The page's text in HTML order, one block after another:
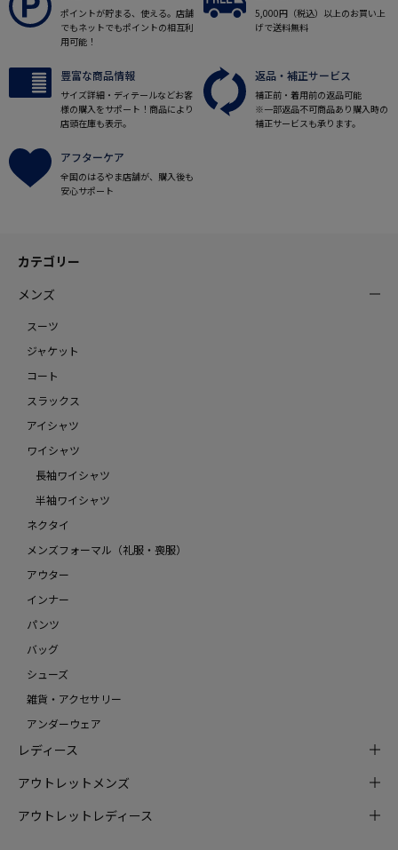
ポイントが貯まる、使える。店舗
でもネットでもポイントの相互利
用可能！
5,000円（税込）以上のお買い上
げで送料無料
豊富な商品情報
サイズ詳細・ディテールなどお客
様の購入をサポート！商品により
店頭在庫も表示。
返品・補正サービス
補正前・着用前の返品可能
※一部返品不可商品あり購入時の
補正サービスも承ります。
アフターケア
全国のはるやま店舗が、購入後も
安心サポート
カテゴリー
メンズ
スーツ
ジャケット
コート
スラックス
アイシャツ
ワイシャツ
長袖ワイシャツ
半袖ワイシャツ
ネクタイ
メンズフォーマル（礼服・喪服）
アウター
インナー
パンツ
バッグ
シューズ
雑貨・アクセサリー
アンダーウェア
レディース
アウトレットメンズ
アウトレットレディース